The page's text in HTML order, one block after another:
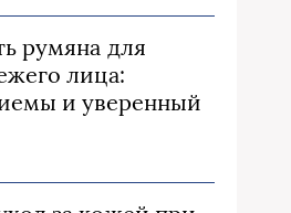
румяна для
лица:
и уверенный